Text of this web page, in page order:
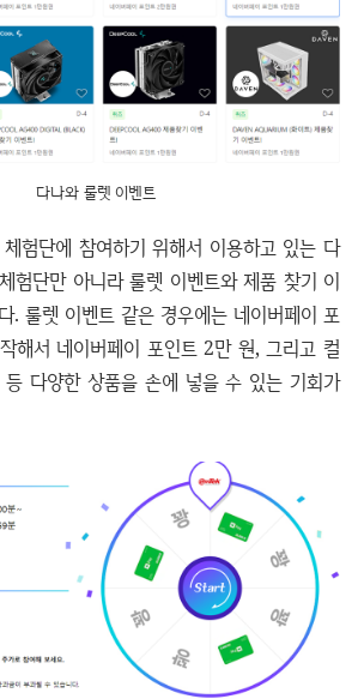
다나와 룰렛 이벤트
험단에 참여하기 위해서 이용하고 있는 다
험단만 아니라 룰렛 이벤트와 제품 찾기 이
. 룰렛 이벤트 같은 경우에는 네이버페이 포
해서 네이버페이 포인트 2만 원, 그리고 컬
다양한 상품을 손에 넣을 수 있는 기회가